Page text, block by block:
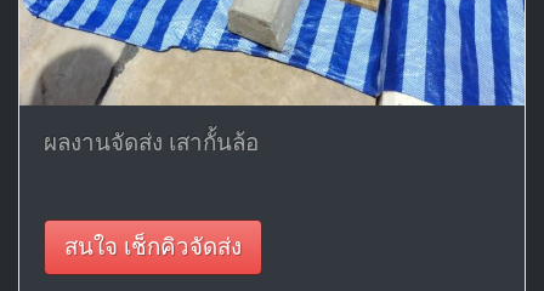
ผลงานจัดส่ง เสากั้นล้อ
สนใจ เช็กคิวจัดส่ง